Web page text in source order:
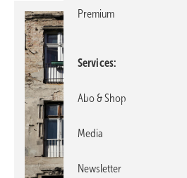
Premium
Services
Abo & Shop
Media
Newsletter